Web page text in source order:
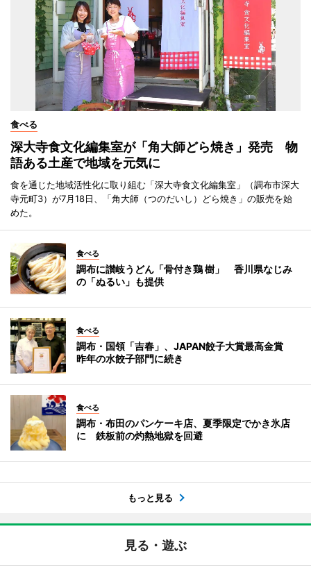
食べる
深大寺食文化編集室が「角大師どら焼き」発売 物
語ある土産で地域を元気に
食を通じた地域活性化に取り組む「深大寺食文化編集室」（調布市深大
寺元町3）が7月18日、「角大師（つのだいし）どら焼き」の販売を始
めた。
食べる
調布に讃岐うどん「骨付き鶏 樹」 香川県なじみ
の「ぬるい」も提供
食べる
調布・国領「吉春」、JAPAN餃子大賞最高金賞
昨年の水餃子部門に続き
食べる
調布・布田のパンケーキ店、夏季限定でかき氷店
に 鉄板前の灼熱地獄を回避
もっと見る
見る・遊ぶ